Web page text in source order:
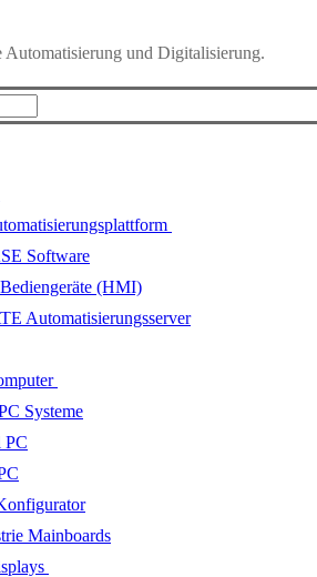
Automatisierung und Digitalisierung.
Software
(HMI)
Automatisierungsserver
Systeme
PC
Mainboards